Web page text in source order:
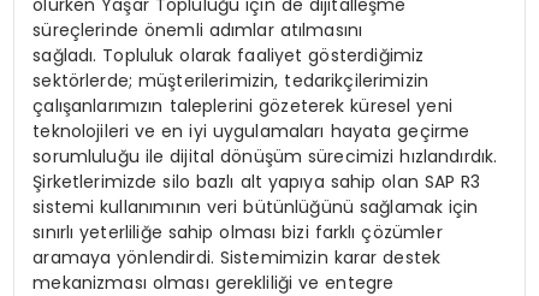
olurken Yaşar Topluluğu için de dijitalleşme
süreçlerinde önemli adımlar atılmasını
sağladı. Topluluk olarak faaliyet gösterdiğimiz
sektörlerde; müşterilerimizin, tedarikçilerimizin
çalışanlarımızın taleplerini gözeterek küresel yeni
teknolojileri ve en iyi uygulamaları hayata geçirme
sorumluluğu ile dijital dönüşüm sürecimizi hızlandırdık.
Şirketlerimizde silo bazlı alt yapıya sahip olan SAP R3
sistemi kullanımının veri bütünlüğünü sağlamak için
sınırlı yeterliliğe sahip olması bizi farklı çözümler
aramaya yönlendirdi. Sistemimizin karar destek
mekanizması olması gerekliliği ve entegre